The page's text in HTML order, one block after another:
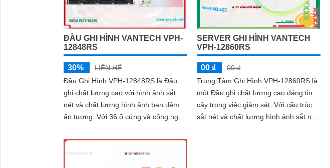
ĐẦU GHI HÌNH VANTECH VPH-
12848RS
30%
LIÊN HỆ
Đầu Ghi Hình VPH-12848RS là Đầu
ghi chất lượng cao với hình ảnh sắt
nét và chất lượng hình ảnh ban đêm
ấn tượng. Với 36 ổ cứng và công nghệ
năng xử lý hình ảnh sáng đẹp
SERVER GHI HÌNH VANTECH
VPH-12860RS
00 ₫
00 ₫
Trung Tâm Ghi Hình VPH-12860RS là
một Đầu ghi chất lượng cao đáng tin
cậy trong việc giám sát. Với cấu trúc
sắt nét và chất lượng hình ảnh sắt nét,